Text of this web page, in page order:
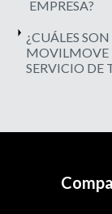
EMPRESA?
¿CUÁLES
MOVILMOVE
SERVICIO DE